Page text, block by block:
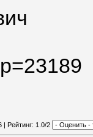
| Рейтинг: 1.0/2